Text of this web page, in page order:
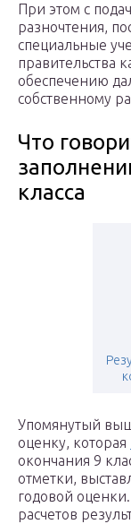
При этом с
разночтения,
специальные
правительства
обеспечению
собственному
Что
класса
Упомянутый
оценку, которая
окончания 9
отметки,
годовой
расчетов